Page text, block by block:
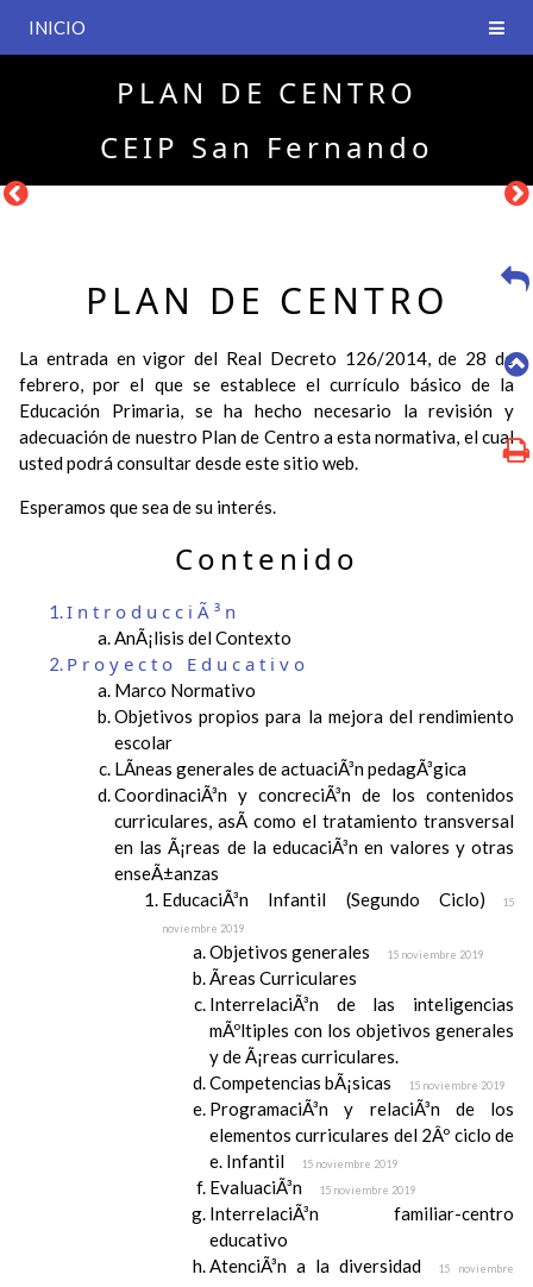
INICIO
PLAN DE CENTRO
CEIP San Fernando
PLAN DE CENTRO
La entrada en vigor del Real Decreto 126/2014, de 28 de
febrero, por el que se establece el currículo básico de la
Educación Primaria, se ha hecho necesario la revisión y
adecuación de nuestro Plan de Centro a esta normativa, el cual
usted podrá consultar desde este sitio web.
Esperamos que sea de su interés.
Contenido
IntroducciÃ³n
AnÃ¡lisis del Contexto
Proyecto Educativo
Marco Normativo
Objetivos propios para la mejora del rendimiento
escolar
LÃ­neas generales de actuaciÃ³n pedagÃ³gica
CoordinaciÃ³n y concreciÃ³n de los contenidos
curriculares, asÃ­ como el tratamiento transversal
en las Ã¡reas de la educaciÃ³n en valores y otras
enseÃ±anzas
EducaciÃ³n Infantil (Segundo Ciclo)
15
noviembre 2019
Objetivos generales 15 noviembre 2019
Ãreas Curriculares
InterrelaciÃ³n de las inteligencias
mÃºltiples con los objetivos generales
y de Ã¡reas curriculares.
Competencias bÃ¡sicas
15 noviembre 2019
ProgramaciÃ³n y relaciÃ³n de los
elementos curriculares del 2Âº ciclo de
e. Infantil
15 noviembre 2019
EvaluaciÃ³n 15 noviembre 2019
InterrelaciÃ³n familiar-centro
educativo
AtenciÃ³n a la diversidad
15 noviembre